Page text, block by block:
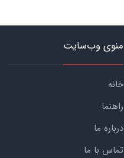
منوی وب‌سایت
خانه
راهنما
درباره ما
تماس با ما